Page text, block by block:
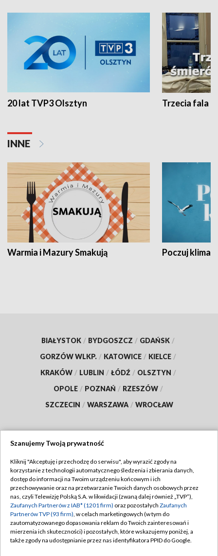
20 lat TVP3 Olsztyn Trzecia fala -
INNE
Warmia i Mazury Smakują Poczuj klimat
BIAŁYSTOK / BYDGOSZCZ / GDAŃSK /
GORZÓW WLKP. / KATOWICE / KIELCE /
KRAKÓW / LUBLIN / ŁÓDŹ / OLSZTYN /
OPOLE / POZNAŃ / RZESZÓW /
SZCZECIN / WARSZAWA / WROCŁAW
TVP
Abonament TVP
Emisja w TVP
Centrum informacji TVP
Naziemna Telewizja Cyfrowa
Regulamin TVP
Polityka prywatności
Moje zgody
Pomoc
Szanujemy Twoją prywatność
Kliknij "Akceptuję i przechodzę do serwisu", aby wyrazić zgody na
korzystanie z technologii automatycznego śledzenia i zbierania danych,
dostęp do informacji na Twoim urządzeniu końcowym i ich
przechowywanie oraz na przetwarzanie Twoich danych osobowych przez
nas, czyli Telewizję Polską S.A. w likwidacji (zwaną dalej również „TVP”),
Zaufanych Partnerów z IAB* (1201 firm) oraz pozostałych Zaufanych
Partnerów TVP (93 firm), w celach marketingowych (w tym do
zautomatyzowanego dopasowania reklam do Twoich zainteresowań i
mierzenia ich skuteczności) i pozostałych, które wskazujemy poniżej, a
także zgody na udostępnianie przez nas identyfikatora PPID do Google.